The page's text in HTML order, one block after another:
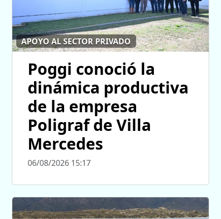
APOYO AL SECTOR PRIVADO
Poggi conoció la
dinámica productiva
de la empresa
Poligraf de Villa
Mercedes
06/08/2026 15:17